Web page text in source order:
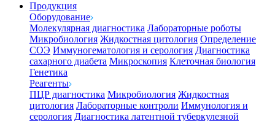
Продукция
Оборудование
Молекулярная диагностика Лабораторные роботы
Микробиология Жидкостная цитология Определение
СОЭ Иммуногематология и серология Диагностика
сахарного диабета Микроскопия Клеточная биология
Генетика
Реагенты
ПЦР диагностика Микробиология Жидкостная
цитология Лабораторные контроли Иммунология и
серология Диагностика латентной туберкулезной